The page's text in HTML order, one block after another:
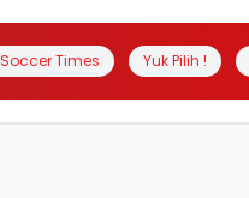
Soccer Times Yuk Pilih !